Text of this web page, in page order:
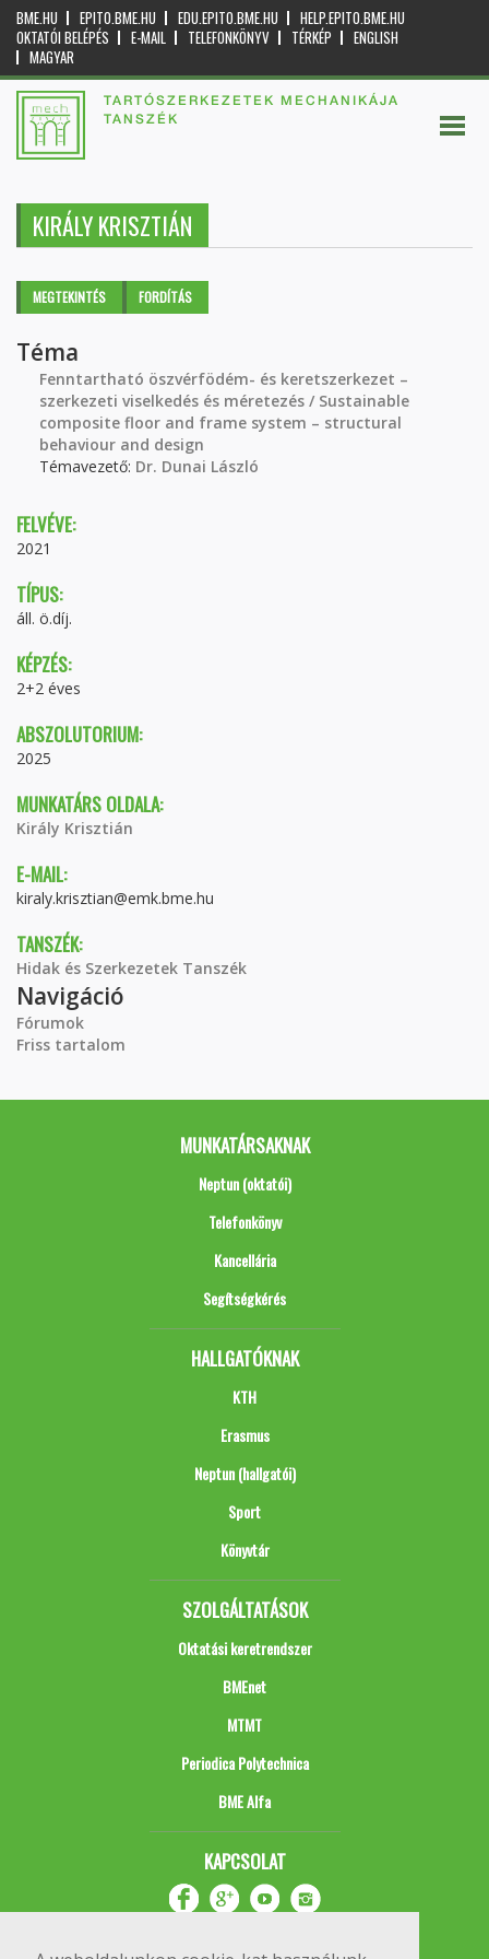
BME.HU EPITO.BME.HU EDU.EPITO.BME.HU
HELP.EPITO.BME.HU
OKTATÓI BELÉPÉS
E-MAIL TELEFONKÖNYV TÉRKÉP
ENGLISH
MAGYAR
TARTÓSZERKEZETEK MECHANIKÁJA
TANSZÉK
KIRÁLY KRISZTIÁN
Elsődleges fülek
MEGTEKINTÉS (AKTÍVFORDÍTÁS
Téma
Fenntartható öszvérfödém- és keretszerkezet –
szerkezeti viselkedés és méretezés / Sustainable
composite floor and frame system – structural
behaviour and design
Témavezető: Dr. Dunai László
FELVÉVE:
2021
TÍPUS:
áll. ö.díj.
KÉPZÉS:
2+2 éves
ABSZOLUTORIUM:
2025
MUNKATÁRS OLDALA:
Király Krisztián
E-MAIL:
kiraly.krisztian@emk.bme.hu
TANSZÉK:
Hidak és Szerkezetek Tanszék
Navigáció
Fórumok
Friss tartalom
MUNKATÁRSAKNAK
Neptun (oktatói)
Telefonkönyv
Kancellária
Segítségkérés
HALLGATÓKNAK
KTH
Erasmus
Neptun (hallgatói)
Sport
Könyvtár
SZOLGÁLTATÁSOK
Oktatási keretrendszer
BMEnet
MTMT
Periodica Polytechnica
BME Alfa
KAPCSOLAT